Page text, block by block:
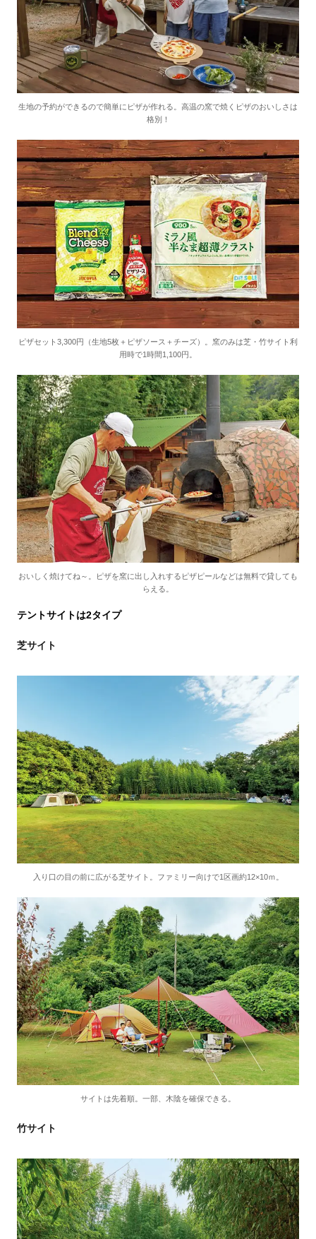
生地の予約ができるので簡単にピザが作れる。高温の窯で焼くピザのおいしさは
格別！
ピザセット3,300円（生地5枚＋ピザソース＋チーズ）。窯のみは芝・竹サイト利
用時で1時間1,100円。
おいしく焼けてね～。ピザを窯に出し入れするピザピールなどは無料で貸しても
らえる。
テントサイトは2タイプ
芝サイト
入り口の目の前に広がる芝サイト。ファミリー向けで1区画約12×10ｍ。
サイトは先着順。一部、木陰を確保できる。
竹サイト